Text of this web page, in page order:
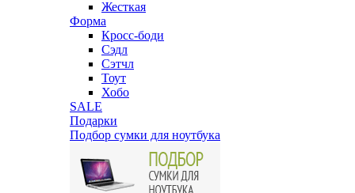
Жесткая
Форма
Кросс-боди
Сэдл
Сэтчл
Тоут
Хобо
SALE
Подарки
Подбор сумки для ноутбука